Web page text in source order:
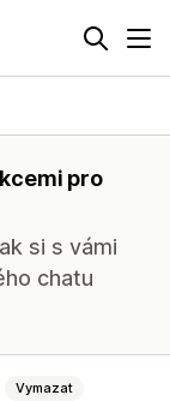
pro
si s vámi
chatu
Vymazat